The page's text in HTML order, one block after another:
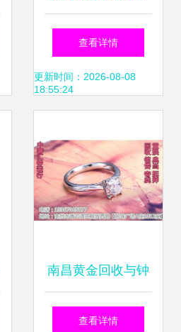
表寄卖 你需要知道
的那些事
查看详情
更新时间：2026-08-08
18:55:24
南昌黄金回收与钟
表寄卖服务指南
查看详情